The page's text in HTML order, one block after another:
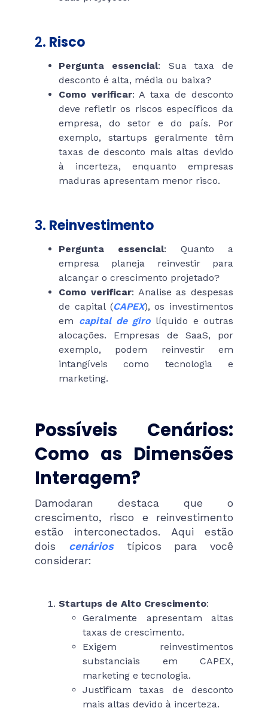
2. Risco
Pergunta essencial: Sua taxa de
desconto é alta, média ou baixa?
Como verificar: A taxa de desconto
deve refletir os riscos específicos da
empresa, do setor e do país. Por
exemplo, startups geralmente têm
taxas de desconto mais altas devido
à incerteza, enquanto empresas
maduras apresentam menor risco.
3. Reinvestimento
Pergunta essencial: Quanto a
empresa planeja reinvestir para
alcançar o crescimento projetado?
Como verificar: Analise as despesas
de capital (CAPEX), os investimentos
em capital de giro líquido e outras
alocações. Empresas de SaaS, por
exemplo, podem reinvestir em
intangíveis como tecnologia e
marketing.
Possíveis Cenários:
Como as Dimensões
Interagem?
Damodaran destaca que o
crescimento, risco e reinvestimento
estão interconectados. Aqui estão
dois cenáriostípicos para você
considerar:
Startups de Alto Crescimento:
Geralmente apresentam altas
taxas de crescimento.
Exigem reinvestimentos
substanciais em CAPEX,
marketing e tecnologia.
Justificam taxas de desconto
mais altas devido à incerteza.